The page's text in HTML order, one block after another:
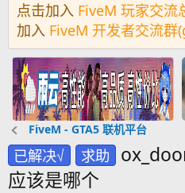
点击加入 FiveM 玩家交
加入 FiveM 开发者交流
FiveM - GTA5 联机平台
已解决√ 求助
应该是哪个